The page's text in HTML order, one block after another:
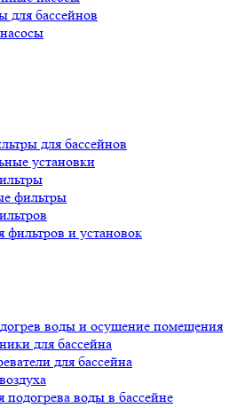
для бассейнов
для бассейнов
установки
фильтры
фильтров и установок
воды и осушение помещения
для бассейна
для бассейна
подогрева воды в бассейне